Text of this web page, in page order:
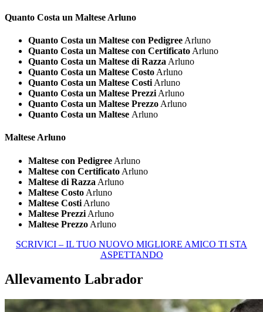
Quanto Costa un Maltese Arluno
Quanto Costa un Maltese con Pedigree Arluno
Quanto Costa un Maltese con Certificato Arluno
Quanto Costa un Maltese di Razza Arluno
Quanto Costa un Maltese Costo Arluno
Quanto Costa un Maltese Costi Arluno
Quanto Costa un Maltese Prezzi Arluno
Quanto Costa un Maltese Prezzo Arluno
Quanto Costa un Maltese Arluno
Maltese Arluno
Maltese con Pedigree Arluno
Maltese con Certificato Arluno
Maltese di Razza Arluno
Maltese Costo Arluno
Maltese Costi Arluno
Maltese Prezzi Arluno
Maltese Prezzo Arluno
SCRIVICI – IL TUO NUOVO MIGLIORE AMICO TI STA
ASPETTANDO
Allevamento Labrador